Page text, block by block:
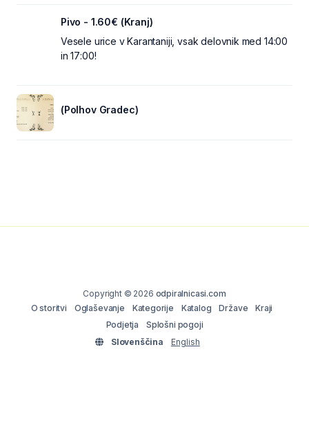
Pivo - 1.60€ (Kranj)
Vesele urice v Karantaniji, vsak delovnik med 14:00
in 17:00!
(Polhov Gradec)
Copyright © 2026 odpiralnicasi.com
O storitvi
Oglaševanje Kategorije Katalog Države
Kraji
Podjetja
Splošni pogoji
Slovenščina
English